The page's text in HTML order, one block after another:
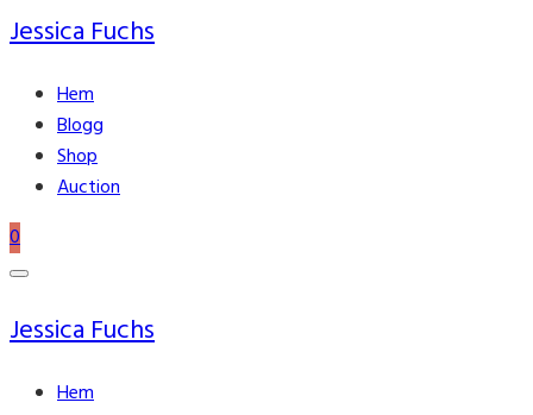
Jessica Fuchs
Hem
Blogg
Shop
Auction
0
Jessica Fuchs
Hem